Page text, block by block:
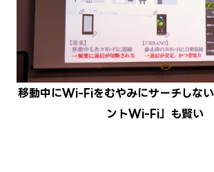
移動中にWi-Fiをむやみにサーチしな
ントWi-Fi」も賢い